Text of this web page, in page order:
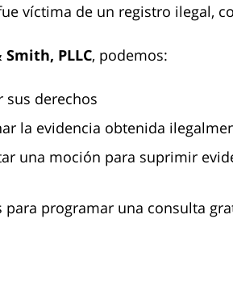
víctima de un registro ilegal,
PLLC, podemos:
sus derechos
la evidencia obtenida
una moción para suprimir
para programar una consulta